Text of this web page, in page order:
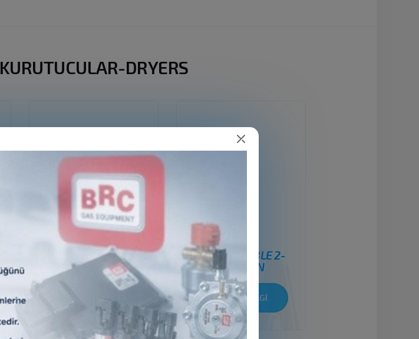
KURUTUCULAR-DRYERS
REGENERABLE 1-
COLUMN
REGENERABLE 2-
COLUMN
DETAYLI BİLGİ